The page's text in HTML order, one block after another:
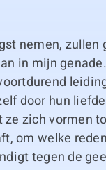
nemen, zullen
in mijn
door hun
zich vormen
om welke
tegen de